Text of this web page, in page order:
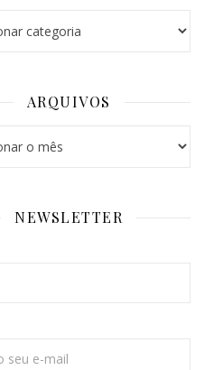
ARQUIVOS
NEWSLETTER